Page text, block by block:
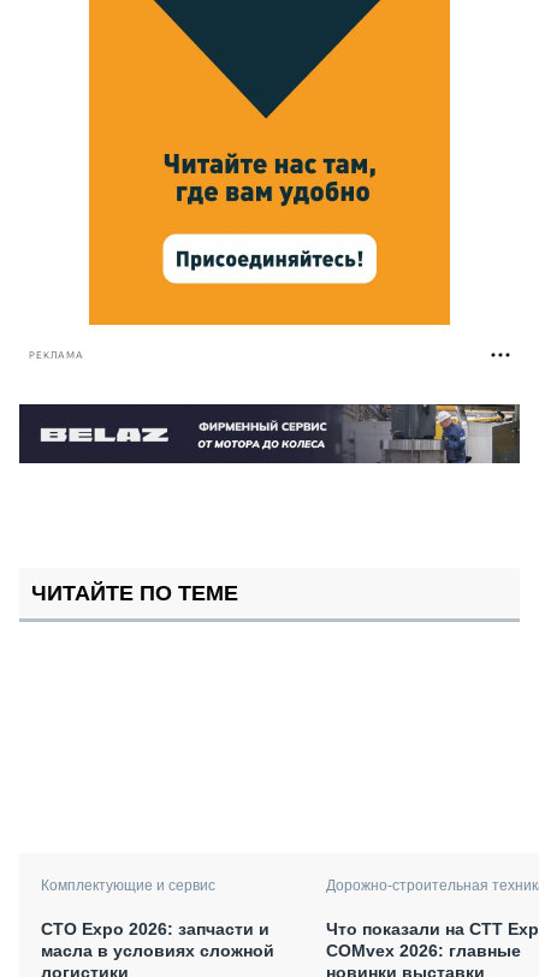
РЕКЛАМА
ЧИТАЙТЕ ПО ТЕМЕ
Комплектующие и сервис
СТО Expo 2026: запчасти и
масла в условиях сложной
логистики
Дорожно-строительная
Что показали на CTT
COMvex 2026: главные
новинки выставки